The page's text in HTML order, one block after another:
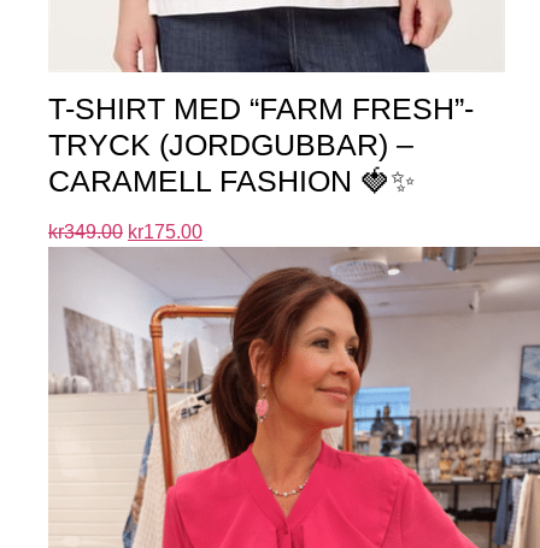
T-SHIRT MED “FARM FRESH”-
TRYCK (JORDGUBBAR) –
CARAMELL FASHION 🍓✨
kr349.00 kr175.00